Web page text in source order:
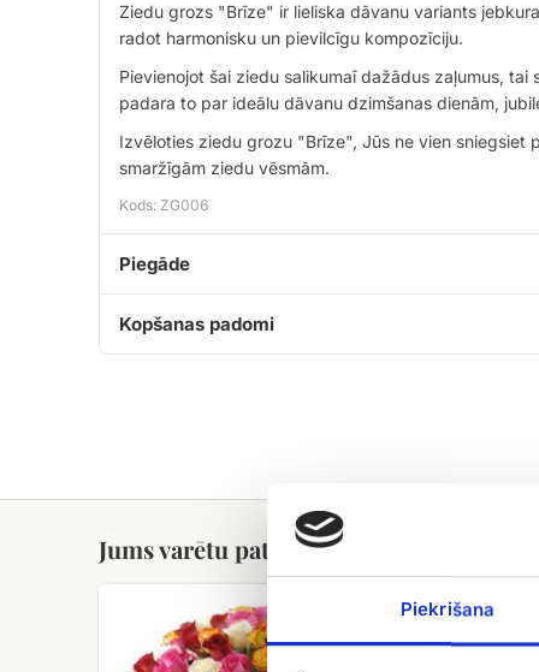
Piekrišana
Ziedu grozs "Brīze" ir lieliska dāvanu variants
radot harmonisku un pievilcīgu kompozīciju.
Pievienojot šai ziedu salikumaī dažādus zaļumus,
padara to par ideālu dāvanu dzimšanas dienām,
Izvēloties ziedu grozu "Brīze", Jūs ne vien sniegsiet
smaržīgām ziedu vēsmām.
Kods: ZG006
Piegāde
Kopšanas padomi
Jums varētu patikt
101
grozs